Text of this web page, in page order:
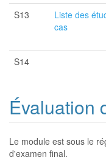
S13
Liste des
cas
S14
Évaluation
Le module est sous le
d'examen final.